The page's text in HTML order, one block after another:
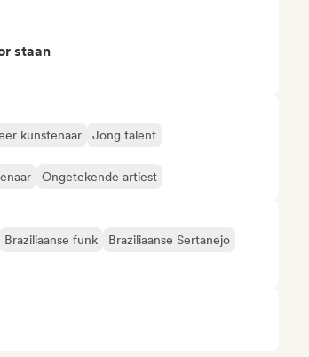
staan
kunstenaar Jong talent
Ongetekende artiest
Braziliaanse funk
Braziliaanse Sertanejo